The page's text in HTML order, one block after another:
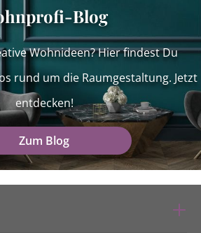
Blog
Wohnideen? Hier findest Du
rund um die Raumgestaltung. Jetzt
entdecken!
Zum Blog